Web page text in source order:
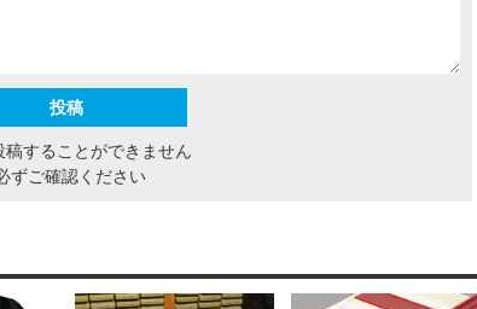
することができません
ずご確認ください